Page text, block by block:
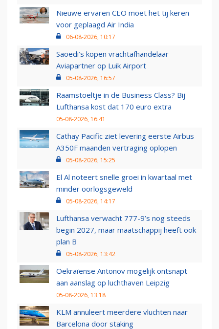
Nieuwe ervaren CEO moet het tij keren
voor geplaagd Air India
06-08-2026, 10:17
Saoedi’s kopen vrachtafhandelaar
Aviapartner op Luik Airport
05-08-2026, 16:57
Raamstoeltje in de Business Class? Bij
Lufthansa kost dat 170 euro extra
05-08-2026, 16:41
Cathay Pacific ziet levering eerste Airbus
A350F maanden vertraging oplopen
05-08-2026, 15:25
El Al noteert snelle groei in kwartaal met
minder oorlogsgeweld
05-08-2026, 14:17
Lufthansa verwacht 777-9’s nog steeds
begin 2027, maar maatschappij heeft ook
plan B
05-08-2026, 13:42
Oekraïense Antonov mogelijk ontsnapt
aan aanslag op luchthaven Leipzig
05-08-2026, 13:18
KLM annuleert meerdere vluchten naar
Barcelona door staking